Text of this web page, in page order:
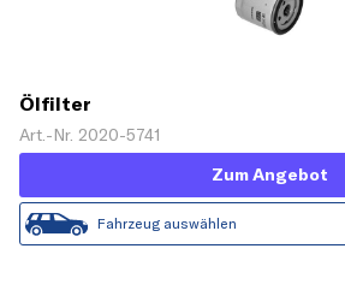
Ölfilter
Art.-Nr. 2020-5741
Zum Angebot
Fahrzeug auswählen